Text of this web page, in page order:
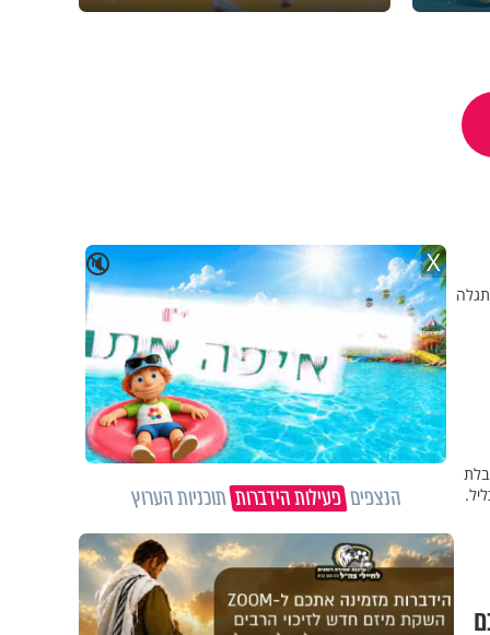
התגלה
🔇 X
הנצפיםפעילות הידברותתוכניות הערוץ